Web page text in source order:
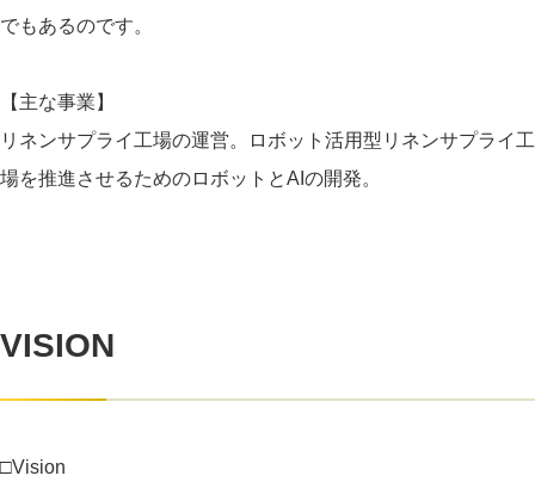
でもあるのです。
【主な事業】
リネンサプライ工場の運営。ロボット活用型リネンサプライ工
場を推進させるためのロボットとAIの開発。
VISION
□Vision